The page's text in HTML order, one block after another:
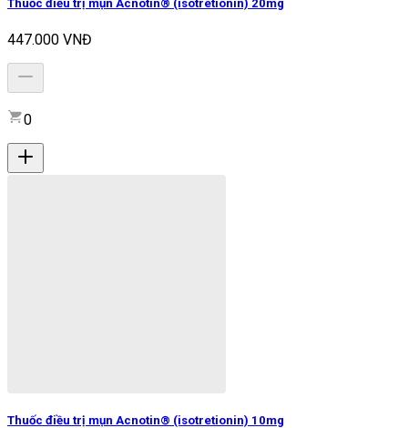
Thuốc điều trị mụn Acnotin® (isotretionin) 20mg
447.000 VNĐ
0
Thuốc điều trị mụn Acnotin® (isotretionin) 10mg